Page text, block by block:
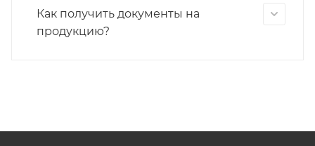
Как получить документы на
продукцию?